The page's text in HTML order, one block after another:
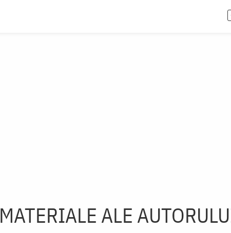
MATERIALE ALE